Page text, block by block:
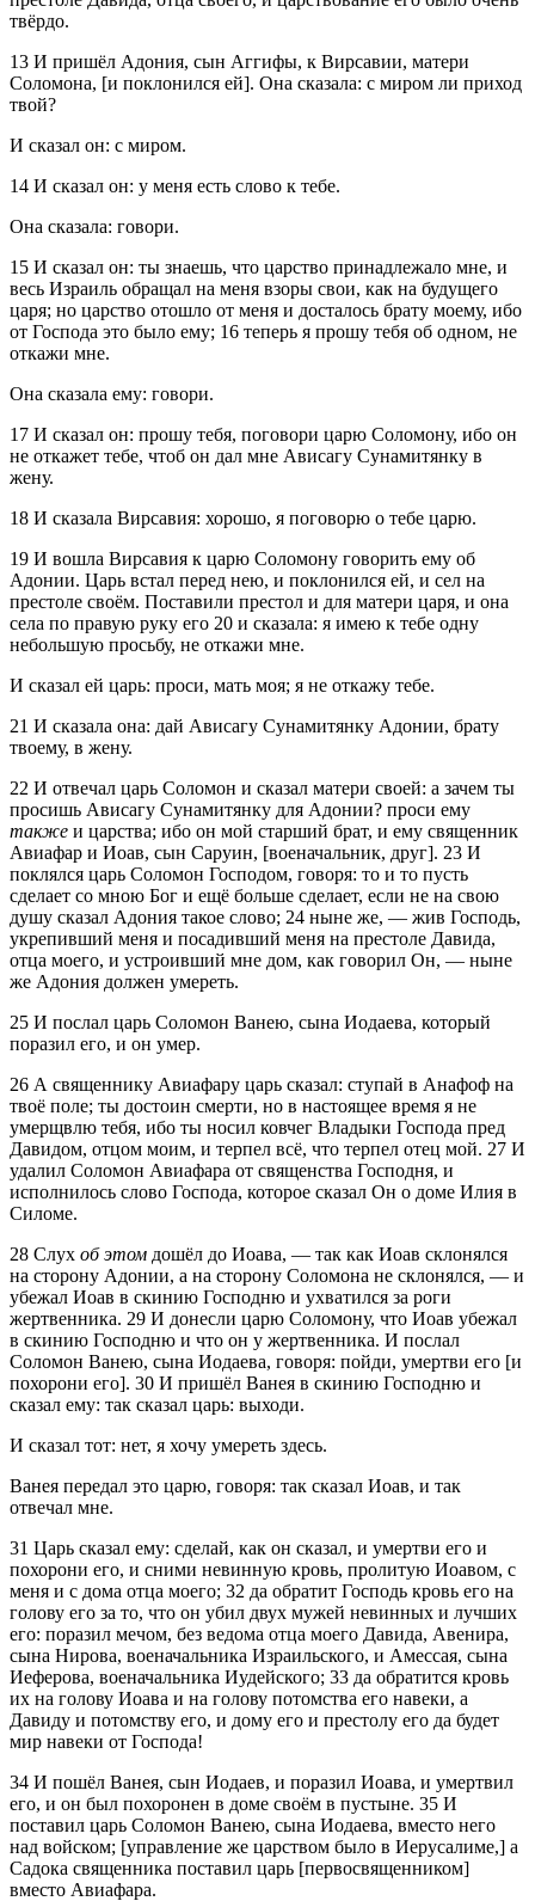
твёрдо.
13 И пришёл Адония, сын Аггифы, к Вирсавии, матери
Соломона, [и поклонился ей]. Она сказала: с миром ли приход
твой?
И сказал он: с миром.
14 И сказал он: у меня есть слово к тебе.
Она сказала: говори.
15 И сказал он: ты знаешь, что царство принадлежало мне, и
весь Израиль обращал на меня взоры свои, как на будущего
царя; но царство отошло от меня и досталось брату моему, ибо
от Господа это было ему; 16 теперь я прошу тебя об одном, не
откажи мне.
Она сказала ему: говори.
17 И сказал он: прошу тебя, поговори царю Соломону, ибо он
не откажет тебе, чтоб он дал мне Ависагу Сунамитянку в
жену.
18 И сказала Вирсавия: хорошо, я поговорю о тебе царю.
19 И вошла Вирсавия к царю Соломону говорить ему об
Адонии. Царь встал перед нею, и поклонился ей, и сел на
престоле своём. Поставили престол и для матери царя, и она
села по правую руку его 20 и сказала: я имею к тебе одну
небольшую просьбу, не откажи мне.
И сказал ей царь: проси, мать моя; я не откажу тебе.
21 И сказала она: дай Ависагу Сунамитянку Адонии, брату
твоему, в жену.
22 И отвечал царь Соломон и сказал матери своей: а зачем ты
просишь Ависагу Сунамитянку для Адонии? проси ему
также и царства; ибо он мой старший брат, и ему священник
Авиафар и Иоав, сын Саруин, [военачальник, друг]. 23 И
поклялся царь Соломон Господом, говоря: то и то пусть
сделает со мною Бог и ещё больше сделает, если не на свою
душу сказал Адония такое слово; 24 ныне же, — жив Господь,
укрепивший меня и посадивший меня на престоле Давида,
отца моего, и устроивший мне дом, как говорил Он, — ныне
же Адония должен умереть.
25 И послал царь Соломон Ванею, сына Иодаева, который
поразил его, и он умер.
26 А священнику Авиафару царь сказал: ступай в Анафоф на
твоё поле; ты достоин смерти, но в настоящее время я не
умерщвлю тебя, ибо ты носил ковчег Владыки Господа пред
Давидом, отцом моим, и терпел всё, что терпел отец мой. 27 И
удалил Соломон Авиафара от священства Господня, и
исполнилось слово Господа, которое сказал Он о доме Илия в
Силоме.
28 Слух об этом дошёл до Иоава, — так как Иоав склонялся
на сторону Адонии, а на сторону Соломона не склонялся, — и
убежал Иоав в скинию Господню и ухватился за роги
жертвенника. 29 И донесли царю Соломону, что Иоав убежал
в скинию Господню и что он у жертвенника. И послал
Соломон Ванею, сына Иодаева, говоря: пойди, умертви его [и
похорони его]. 30 И пришёл Ванея в скинию Господню и
сказал ему: так сказал царь: выходи.
И сказал тот: нет, я хочу умереть здесь.
Ванея передал это царю, говоря: так сказал Иоав, и так
отвечал мне.
31 Царь сказал ему: сделай, как он сказал, и умертви его и
похорони его, и сними невинную кровь, пролитую Иоавом, с
меня и с дома отца моего; 32 да обратит Господь кровь его на
голову его за то, что он убил двух мужей невинных и лучших
его: поразил мечом, без ведома отца моего Давида, Авенира,
сына Нирова, военачальника Израильского, и Амессая, сына
Иеферова, военачальника Иудейского; 33 да обратится кровь
их на голову Иоава и на голову потомства его навеки, а
Давиду и потомству его, и дому его и престолу его да будет
мир навеки от Господа!
34 И пошёл Ванея, сын Иодаев, и поразил Иоава, и умертвил
его, и он был похоронен в доме своём в пустыне. 35 И
поставил царь Соломон Ванею, сына Иодаева, вместо него
над войском; [управление же царством было в Иерусалиме,] а
Садока священника поставил царь [первосвященником]
вместо Авиафара.